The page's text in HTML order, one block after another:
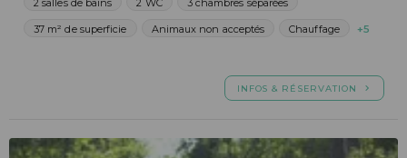
2 salles de bains 2 WC 3 chambres séparées
37 m² de superficie Animaux non acceptés Chauffage +5
INFOS & RÉSERVATION